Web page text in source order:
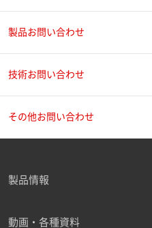
製品お問い合わせ
技術お問い合わせ
その他お問い合わせ
製品情報
動画・各種資料